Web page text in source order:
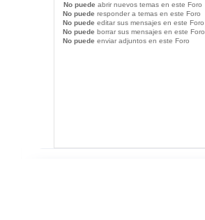
No puede abrir nuevos temas en este Foro
No puede responder a temas en este Foro
No puede editar sus mensajes en este Foro
No puede borrar sus mensajes en este Foro
No puede enviar adjuntos en este Foro